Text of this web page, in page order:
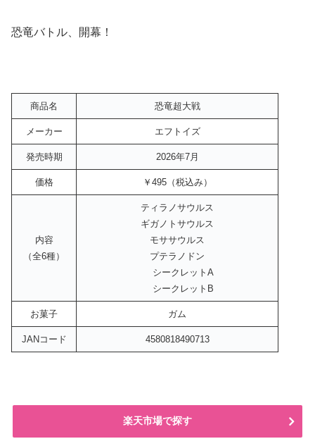
恐竜バトル、開幕！
商品名 恐竜超大戦
メーカー エフトイズ
発売時期 2026年7月
価格 ￥495（税込み）
内容
（全6種）
ティラノサウルス
ギガノトサウルス
モササウルス
プテラノドン
シークレットA
シークレットB
お菓子 ガム
JANコード 4580818490713
楽天市場で探す